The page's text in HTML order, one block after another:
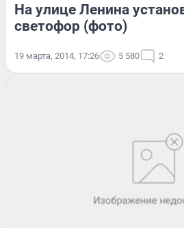
На улице Ленина
светофор (фото)
19 марта, 2014, 17:26 5 580 2